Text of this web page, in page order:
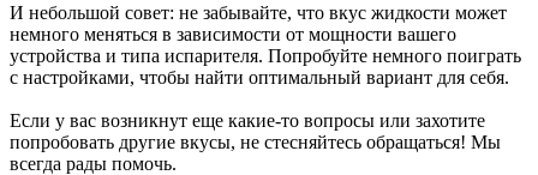
И небольшой совет: не забывайте, что вкус жидкости может
немного меняться в зависимости от мощности вашего
устройства и типа испарителя. Попробуйте немного поиграть
с настройками, чтобы найти оптимальный вариант для себя.
Если у вас возникнут еще какие-то вопросы или захотите
попробовать другие вкусы, не стесняйтесь обращаться! Мы
всегда рады помочь.